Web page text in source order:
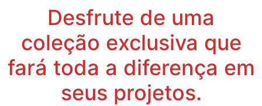
Desfrute de uma
coleção exclusiva que
fará toda a diferença em
seus projetos.